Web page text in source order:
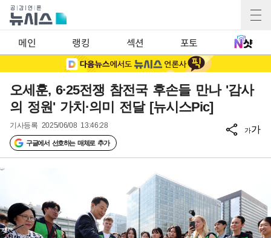
메인 랭킹 섹션 포토
오세훈, 6·25전쟁 참전국 후손들 만나 '감사
의 정원' 가치·의미 전달 [뉴시스Pic]
기사등록 2025/06/08 13:46:28
구글에서 선호하는 매체로 추가
가가